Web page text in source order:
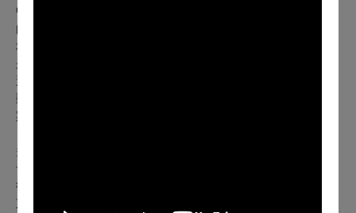
中，作曲家不再為聽眾、不再為時代，而是向音樂、向自身、
向時間提出最後的叩問。這四首作品是貝多芬向內走到最遠的
地方——賦格與冥想交錯，邊界被推到語言難以承載之處，長
久以來被視為鋼琴文獻中最孤獨、也最深的疆域之一。孫榆桐
選擇在三十歲走進這片晚期之地，並非為了征服，而是為了聆
聽其中尚未被解答的問題——這是一個關於提問、而非給出答
案的夜晚。
多年來，孫榆桐活躍於世界各地的重要舞台，曾於巴黎科爾托
音樂廳、巴塞隆納加泰隆尼亞音樂宮、波士頓喬丹音樂廳、聖
彼得堡愛樂音樂廳、華沙愛樂音樂廳、中國國家大劇院、上海
東方藝術中心等地舉辦獨奏會，演出並由德國巴伐利亞廣播電